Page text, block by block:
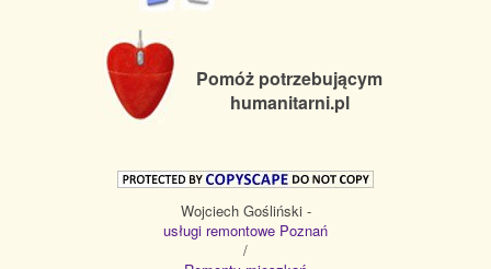
Pomóż potrzebującym
humanitarni.pl
Wojciech Gośliński -
usługi remontowe Poznań
/